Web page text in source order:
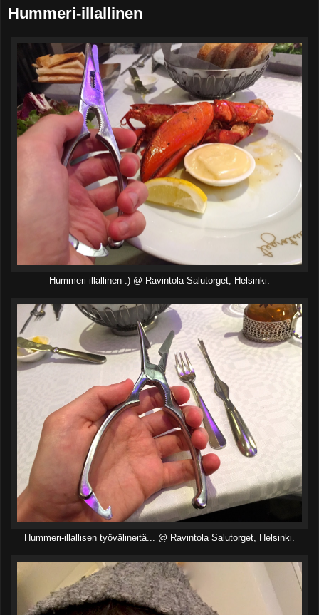
Hummeri-illallinen
Hummeri-illallinen :) @ Ravintola Salutorget, Helsinki.
Hummeri-illallisen työvälineitä... @ Ravintola Salutorget, Helsinki.